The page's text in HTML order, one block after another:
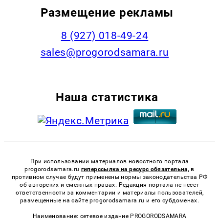
Размещение рекламы
8 (927) 018-49-24
sales@progorodsamara.ru
Наша статистика
При использовании материалов новостного портала
progorodsamara.ru гиперссылка на ресурс обязательна, в
противном случае будут применены нормы законодательства РФ
об авторских и смежных правах. Редакция портала не несет
ответственности за комментарии и материалы пользователей,
размещенные на сайте progorodsamara.ru и его субдоменах.
Наименование: сетевое издание PROGORODSAMARA